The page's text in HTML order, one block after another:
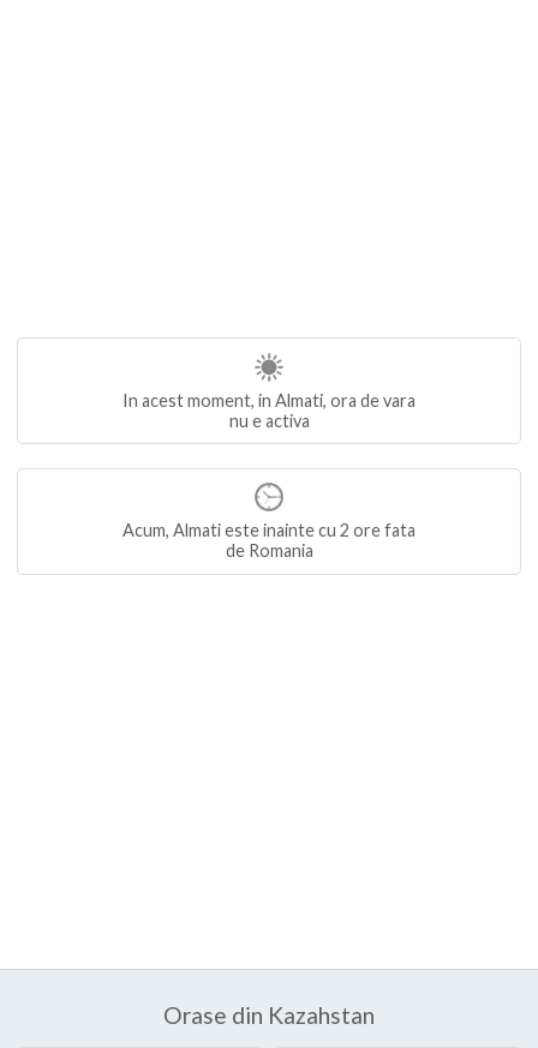
In acest moment, in Almati, ora de vara
nu e activa
Acum, Almati este inainte cu 2 ore fata
de Romania
Orase din Kazahstan